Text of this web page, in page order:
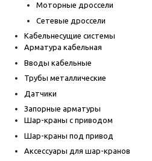
Моторные дроссели
Сетевые дроссели
Кабельнесущие системы
Арматура кабельная
Вводы кабельные
Трубы металлические
Датчики
Запорные арматуры
Шар-краны с приводом
Шар-краны под привод
Аксессуары для шар-кранов